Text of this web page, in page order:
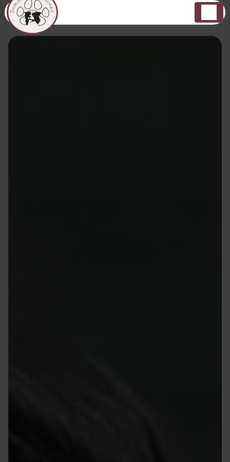
Panneau de gestion des cookies